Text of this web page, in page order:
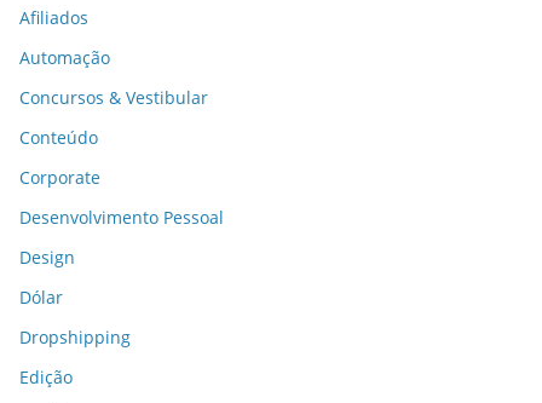
Afiliados
Automação
Concursos & Vestibular
Conteúdo
Corporate
Desenvolvimento Pessoal
Design
Dólar
Dropshipping
Edição